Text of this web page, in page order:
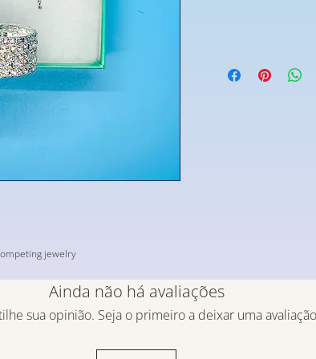
jewelry
Ainda não há avaliações
sua opinião. Seja o primeiro a deixar uma